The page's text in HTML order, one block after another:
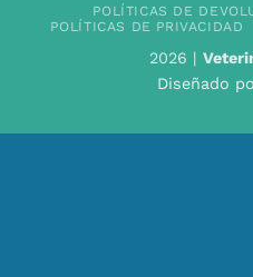
POLÍTICAS DE
POLÍTICAS DE PRIVACIDAD
2026 |
Diseñado